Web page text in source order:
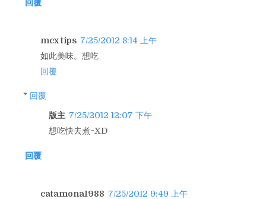
回覆
mcx tips 7/25/2012 8:14 上午
如此美味。想吃
回覆
回覆
版主 7/25/2012 12:07 下午
想吃快去煮~XD
回覆
catamona1988 7/25/2012 9:49 上午